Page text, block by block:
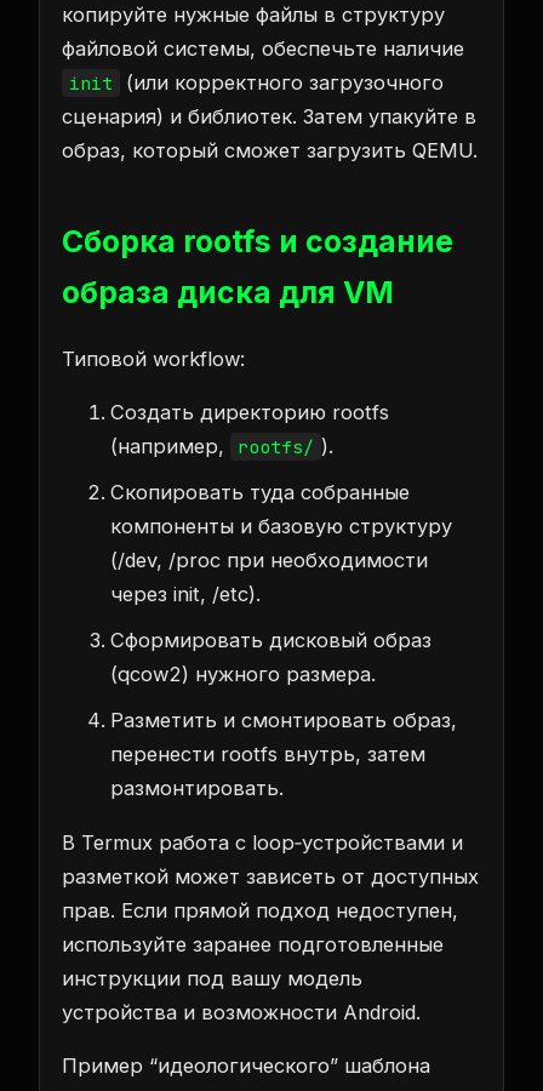
копируйте нужные файлы в структуру
файловой системы, обеспечьте наличие
init
(или корректного загрузочного
сценария) и библиотек. Затем упакуйте в
образ, который сможет загрузить QEMU.
Сборка rootfs и создание
образа диска для VM
Типовой workflow:
Создать директорию rootfs
(например,
rootfs/ ).
Скопировать туда собранные
компоненты и базовую структуру
(/dev, /proc при необходимости
через init, /etc).
Сформировать дисковый образ
(qcow2) нужного размера.
Разметить и смонтировать образ,
перенести rootfs внутрь, затем
размонтировать.
В Termux работа с loop‑устройствами и
разметкой может зависеть от доступных
прав. Если прямой подход недоступен,
используйте заранее подготовленные
инструкции под вашу модель
устройства и возможности Android.
Пример “идеологического” шаблона